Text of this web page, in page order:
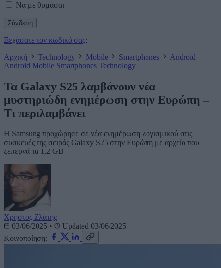
Να με θυμάσαι
Ξεχάσατε τον κωδικό σας;
Αρχική
Technology Mobile Smartphones
Android
Android Mobile Smartphones Technology
Τα Galaxy S25 λαμβάνουν νέα
μυστηριώδη ενημέρωση στην Ευρώπη –
Τι περιλαμβάνει
Η Samsung προχώρησε σε νέα ενημέρωση λογισμικού στις
συσκευές της σειράς Galaxy S25 στην Ευρώπη με αρχείο που
ξεπερνά τα 1,2 GB
Χρήστος Ζλάτης
03/06/2025 •
Updated 03/06/2025
Κοινοποίηση: